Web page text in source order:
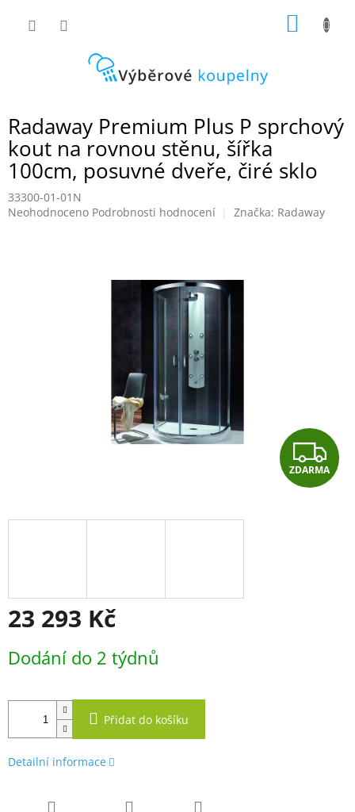
Radaway Premium Plus P sprchový
kout na rovnou stěnu, šířka
100cm, posuvné dveře, čiré sklo
33300-01-01N
Průměrné
Neohodnoceno Podrobnosti hodnocení Značka: Radaway
Z
D
ZDARMA
23 293 Kč
cena:
Dodání do 2 týdnů
Přidat do košíku
Detailní informace